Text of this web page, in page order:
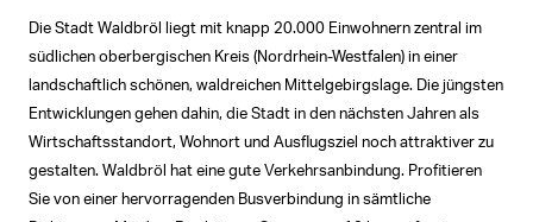
Die Stadt Waldbröl liegt mit knapp 20.000 Einwohnern zentral im
südlichen oberbergischen Kreis (Nordrhein-Westfalen) in einer
landschaftlich schönen, waldreichen Mittelgebirgslage. Die jüngsten
Entwicklungen gehen dahin, die Stadt in den nächsten Jahren als
Wirtschaftsstandort, Wohnort und Ausflugsziel noch attraktiver zu
gestalten. Waldbröl hat eine gute Verkehrsanbindung. Profitieren
Sie von einer hervorragenden Busverbindung in sämtliche